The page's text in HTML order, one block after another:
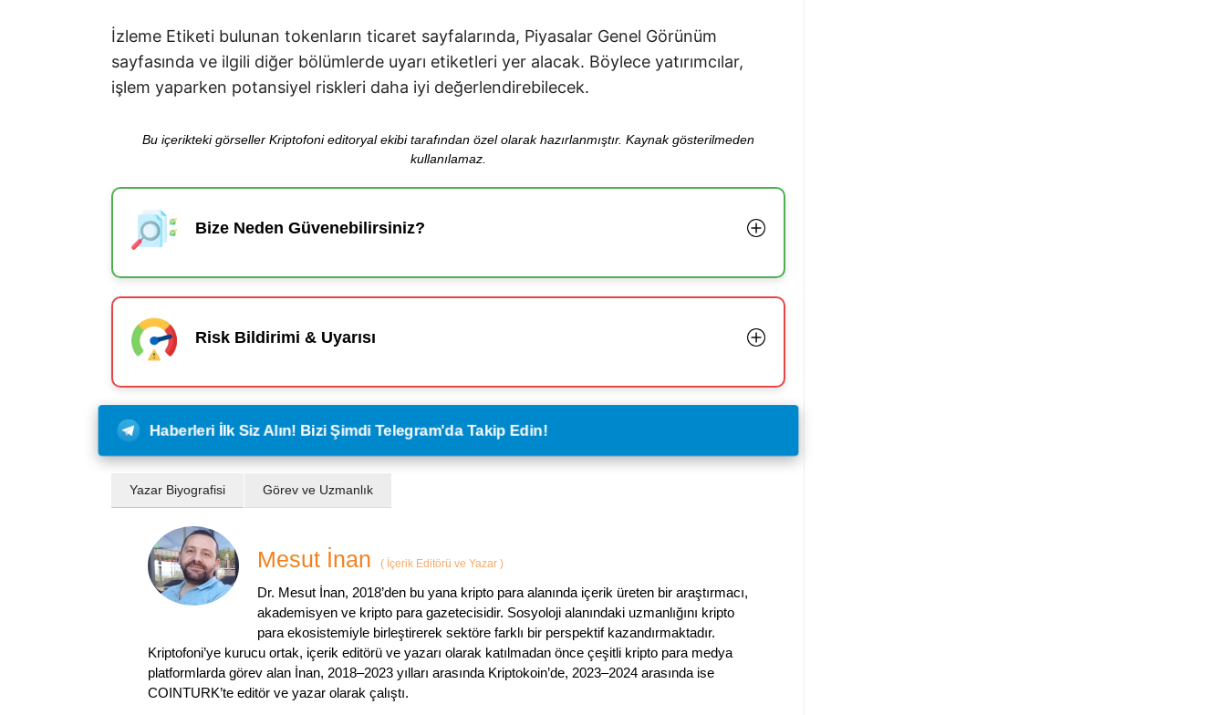
İzleme Etiketi bulunan tokenların ticaret sayfalarında, Piyasalar Genel Görünüm
sayfasında ve ilgili diğer bölümlerde uyarı etiketleri yer alacak. Böylece yatırımcılar,
işlem yaparken potansiyel riskleri daha iyi değerlendirebilecek.
Bu içerikteki görseller Kriptofoni editoryal ekibi tarafından özel olarak hazırlanmıştır. Kaynak gösterilmeden
kullanılamaz.
Bize Neden Güvenebilirsiniz?
Risk Bildirimi & Uyarısı
Haberleri İlk Siz Alın! Bizi Şimdi Telegram'da Takip Edin!
Yazar Biyografisi Görev ve Uzmanlık
Mesut İnan ( İçerik Editörü ve Yazar )
Dr. Mesut İnan, 2018’den bu yana kripto para alanında içerik üreten bir araştırmacı,
akademisyen ve kripto para gazetecisidir. Sosyoloji alanındaki uzmanlığını kripto
para ekosistemiyle birleştirerek sektöre farklı bir perspektif kazandırmaktadır.
Kriptofoni’ye kurucu ortak, içerik editörü ve yazarı olarak katılmadan önce çeşitli kripto para medya
platformlarda görev alan İnan, 2018–2023 yılları arasında Kriptokoin’de, 2023–2024 arasında ise
COINTURK’te editör ve yazar olarak çalıştı.